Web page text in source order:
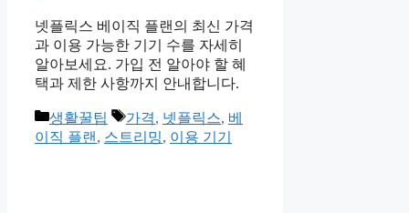
넷플릭스 베이직 플랜의 최신 가격
과 이용 가능한 기기 수를 자세히
알아보세요. 가입 전 알아야 할 혜
택과 제한 사항까지 안내합니다.
카
테
생활꿀팁
태
그
가격, 넷플릭스, 베
이직 플랜 , 스트리밍, 이용 기기